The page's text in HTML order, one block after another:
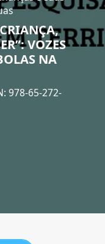
VOZES
NA
978-65-272-